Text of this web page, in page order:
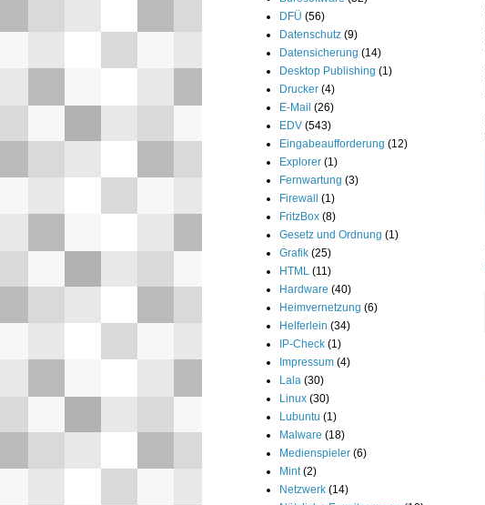
DFÜ (56)
Datenschutz (9)
Datensicherung (14)
Desktop Publishing (1)
Drucker (4)
E-Mail (26)
EDV (543)
Eingabeaufforderung (12)
Explorer (1)
Fernwartung (3)
Firewall
(1)
FritzBox (8)
Gesetz und Ordnung (1)
Grafik (25)
HTML (11)
Hardware (40)
Heimvernetzung (6)
Helferlein (34)
IP-Check (1)
Impressum (4)
Lala (30)
Linux (30)
Lubuntu (1)
Malware (18)
Medienspieler (6)
Mint (2)
Netzwerk (14)